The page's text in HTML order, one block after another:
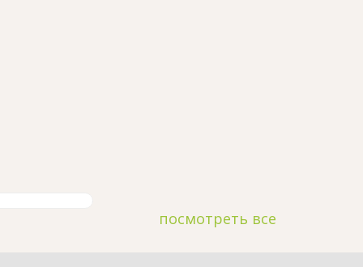
посмотреть все